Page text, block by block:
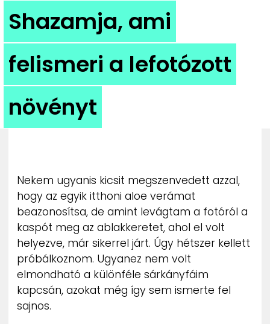
HIP
KULT
UTCA
ADATKEZELÉSI TÁJÉKOZTATÓ
Shazamja, ami
felismeri a lefotózott
növényt
Nekem ugyanis kicsit megszenvedett azzal,
hogy az egyik itthoni aloe verámat
beazonosítsa, de amint levágtam a fotóról a
kaspót meg az ablakkeretet, ahol el volt
helyezve, már sikerrel járt. Úgy hétszer kellett
próbálkoznom. Ugyanez nem volt
elmondható a különféle sárkányfáim
kapcsán, azokat még így sem ismerte fel
sajnos.